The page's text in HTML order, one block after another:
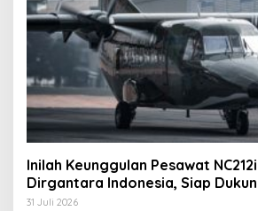
Inilah Keunggulan Pesawat
Dirgantara Indonesia, Siap
Operasi TNI
31 Juli 2026